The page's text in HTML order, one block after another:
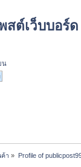
สต์เว็บบอร์
น
า » Profile of